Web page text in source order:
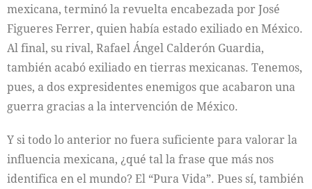
mexicana, terminó la revuelta encabezada por José
Figueres Ferrer, quien había estado exiliado en México.
Al final, su rival, Rafael Ángel Calderón Guardia,
también acabó exiliado en tierras mexicanas. Tenemos,
pues, a dos expresidentes enemigos que acabaron una
guerra gracias a la intervención de México.
Y si todo lo anterior no fuera suficiente para valorar la
influencia mexicana, ¿qué tal la frase que más nos
identifica en el mundo? El “Pura Vida”. Pues sí, también